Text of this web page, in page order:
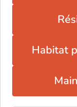
Habitat